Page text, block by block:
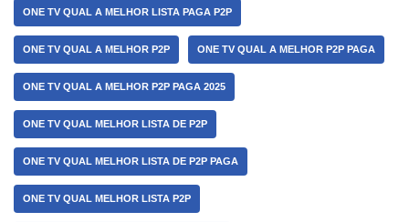
ONE TV QUAL A MELHOR LISTA PAGA P2P
ONE TV QUAL A MELHOR P2P ONE TV QUAL A MELHOR P2P PAGA
ONE TV QUAL A MELHOR P2P PAGA 2025
ONE TV QUAL MELHOR LISTA DE P2P
ONE TV QUAL MELHOR LISTA DE P2P PAGA
ONE TV QUAL MELHOR LISTA P2P